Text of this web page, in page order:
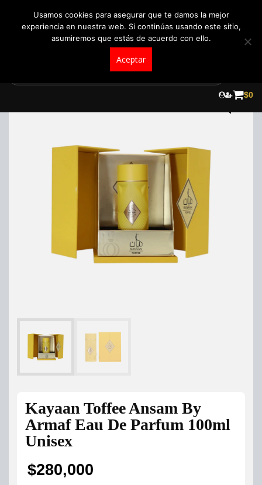
$0
Kayaan Toffee Ansam By
Armaf Eau De Parfum 100ml
Unisex
$280,000
Usamos cookies para asegurar que te damos la mejor
experiencia en nuestra web. Si continúas usando este sitio,
asumiremos que estás de acuerdo con ello.
Aceptar